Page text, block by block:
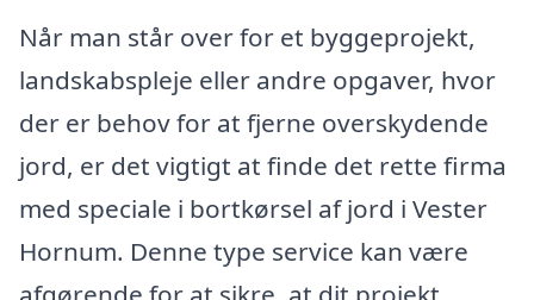
Når man står over for et byggeprojekt,
landskabspleje eller andre opgaver, hvor
der er behov for at fjerne overskydende
jord, er det vigtigt at finde det rette firma
med speciale i bortkørsel af jord i Vester
Hornum. Denne type service kan være